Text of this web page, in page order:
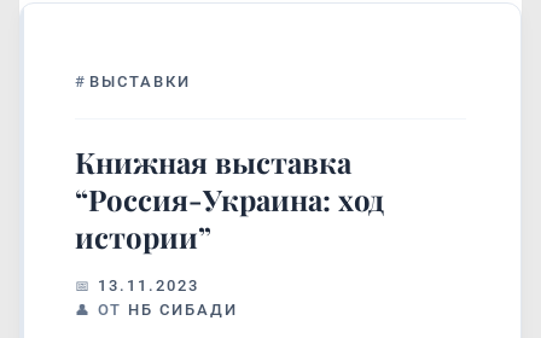
# ВЫСТАВКИ
Книжная выставка
“Россия-Украина: ход
истории”
13.11.2023
ОТ НБ СИБАДИ